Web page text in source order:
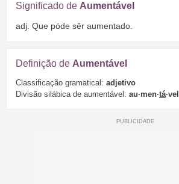
Significado de Aumentável
adj. Que póde sêr aumentado.
Definição de Aumentável
Classificação gramatical: adjetivo
Divisão silábica de aumentável: au·men·tá·vel